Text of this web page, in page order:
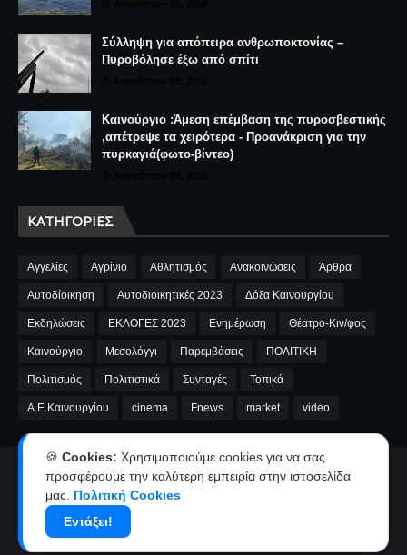
Σύλληψη για απόπειρα ανθρωποκτονίας –
Πυροβόλησε έξω από σπίτι
Καινούργιο :Άμεση επέμβαση της πυροσβεστικής
,απέτρεψε τα χειρότερα - Προανάκριση για την
πυρκαγιά(φωτο-βίντεο)
ΚΑΤΗΓΟΡΊΕΣ
Αγγελίες Αγρίνιο Αθλητισμός Ανακοινώσεις Άρθρα
Αυτοδίοικηση Αυτοδιοικητικές 2023 Δόξα Καινουργίου
Εκδηλώσεις ΕΚΛΟΓΕΣ 2023 Ενημέρωση Θέατρο-Κιν/φος
Καινούργιο Μεσολόγγι Παρεμβάσεις ΠΟΛΙΤΙΚΗ
Πολιτισμός Πολιτιστικά Συνταγές Τοπικά
A.E.Καινουργίου cinema Fnews market video
Αρχική Ταυτότητα
Όροι χρήσης-Πολιτική απορρήτου
Επικοινωνία-Διαφήμιση
Copyright ©2026 kainourgiopress-Νέα από το Καινούργιο,το Αγρίνιο
🍪 Cookies: Χρησιμοποιούμε cookies για να σας
προσφέρουμε την καλύτερη εμπειρία στην ιστοσελίδα
μας. Πολιτική Cookies
Εντάξει!